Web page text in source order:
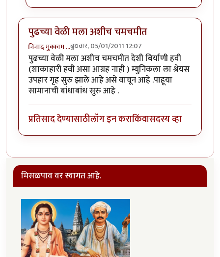
पुढच्या वेळी मला अशीच चमचमीत
निनाद मुक्काम …बुधवार, 05/01/2011 12:07
पुढच्या वेळी मला अशीच चमचमीत देशी बिर्याणी हवी
(शाकाहारी हवी असा आग्रह नाही ) म्युनिकला ला श्रेयस
उपहार गृह सुरु झाले आहे असे वाचून आहे .पाहूया
सामानाची बांधाबांध सुरु आहे .
प्रतिसाद देण्यासाठीलॉग इन कराकिंवासदस्य व्हा
मिसळपाव वर स्वागत आहे.